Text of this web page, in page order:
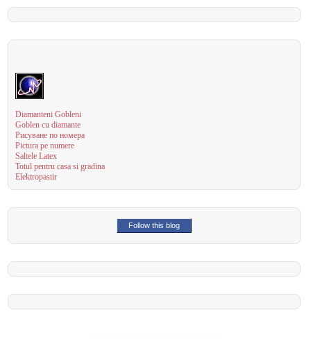
Diamanteni Gobleni
Goblen cu diamante
Рисуване по номера
Pictura pe numere
Saltele Latex
Totul pentru casa si gradina
Elektropastir
Follow this blog